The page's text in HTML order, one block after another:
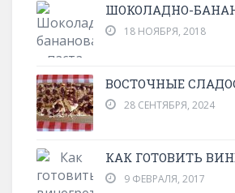
ШОКОЛАДНО-
18 НОЯБРЯ, 2018
ВОСТОЧНЫЕ
28 СЕНТЯБРЯ, 2024
КАК ГОТОВИТЬ
9 ФЕВРАЛЯ, 2017